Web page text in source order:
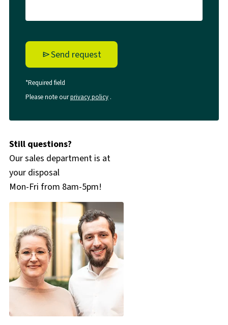
Send request
*Required field
Please note ourprivacy policy.
Still questions?
Our sales department is at
your disposal
Mon-Fri from 8am-5pm!